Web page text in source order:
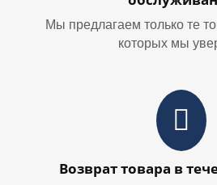
Мы предлагаем только те
которых мы
Возврат товара в